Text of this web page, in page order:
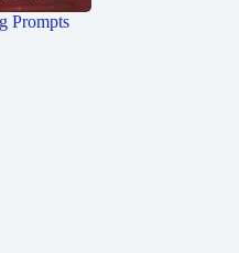
Prompts